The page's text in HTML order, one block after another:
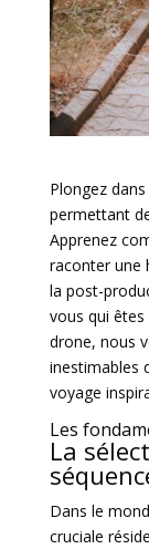
Plongez
permettant
Apprenez
raconter une
la post-
vous qui
drone, nous
inestimables
voyage
Les
La
Dans le
cruciale